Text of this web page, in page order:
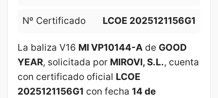
Nº Certificado LCOE 2025121156G1
La baliza V16 MI VP10144-A de GOOD
YEAR, solicitada por MIROVI, S.L., cuenta
con certificado oficial LCOE
2025121156G1 con fecha 14 de